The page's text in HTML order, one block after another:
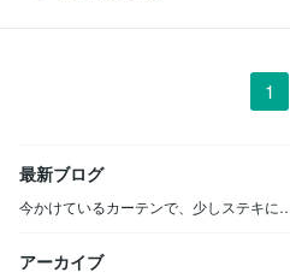
1
最新ブログ
今かけているカーテンで、少しステキに
アーカイブ